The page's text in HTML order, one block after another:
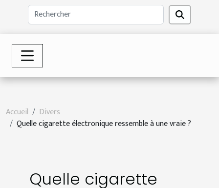
Accueil
Divers
Quelle cigarette électronique ressemble à une vraie ?
Quelle cigarette